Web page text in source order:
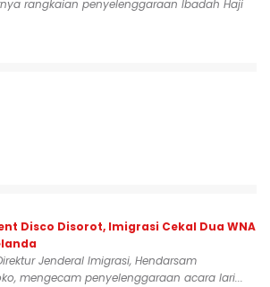
rangkaian penyelenggaraan Ibadah Haji
Disco Disorot, Imigrasi Cekal Dua WNA
Jenderal Imigrasi, Hendarsam
mengecam penyelenggaraan acara lari...